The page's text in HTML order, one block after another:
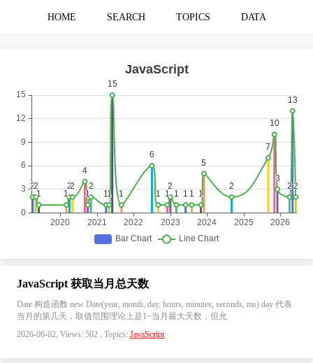
HOME SEARCH TOPICS DATA
JavaScript 获取当月总天数
Date 构造函数 new Date(year, month, day, hours, minutes, seconds, ms) day 代表
当月的第几天，取值范围理论上是1~当月最大天数，但允
2026-06-02, Views: 502 , Topics: JavaScript